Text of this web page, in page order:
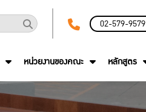
02-579-9579
หน่วยงานของคณะ หลักสูตร